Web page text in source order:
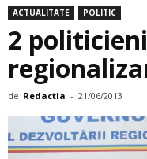
ACTUALITATE POLITIC
2
de Redactia - 21/06/2013